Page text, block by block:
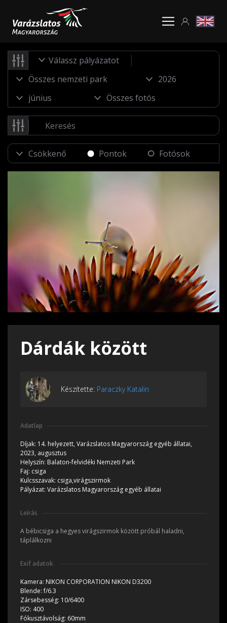
Válassz pályázatot
Pontok Fotósok
Dárdák között
Készítette: Paraczky Katalin
Adatlap
Díjak: 14. helyezett, Varázslatos Magyarország egyéb állatai,
2023, augusztus
Helyszín: Balaton-felvidéki Nemzeti Park
Faj: csiga
Kulcsszavak: csiga,virágszirmok
Pályázat: Varázslatos Magyarország egyéb állatai
Leírás
A bébicsiga a hegyes virágszirmok között próbál haladni,
táplálkozni
Exif adatok
Kamera: NIKON CORPORATION NIKON D3200
Blende:f/6.3
Zársebesség: 10/6400
ISO: 400
Fókusztávolság: 60mm